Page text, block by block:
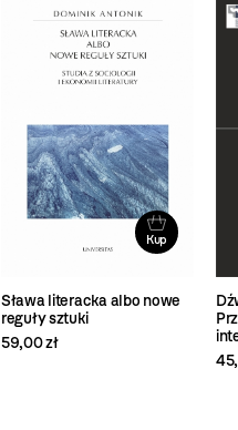
Kup
Sława literacka albo nowe
reguły sztuki
59,00 zł